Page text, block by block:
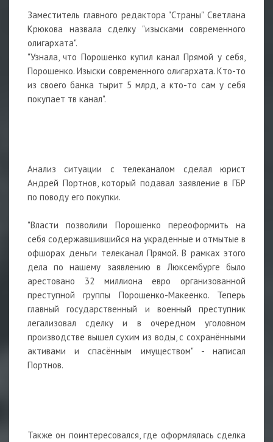
Заместитель главного редактора "Страны" Светлана
Крюкова назвала сделку "изысками современного
олигархата".
"Узнала, что Порошенко купил канал Прямой у себя,
Порошенко. Изыски современного олигархата. Кто-то
из своего банка тырит 5 млрд, а кто-то сам у себя
покупает тв канал".
Анализ ситуации с телеканалом сделал юрист
Андрей Портнов, который подавал заявление в ГБР
по поводу его покупки.
"Власти позволили Порошенко переоформить на
себя содержавшившийся на украденные и отмытые в
офшорах деньги телеканал Прямой. В рамках этого
дела по нашему заявлению в Люксембурге было
арестовано 32 миллиона евро организованной
преступной группы Порошенко-Макеенко. Теперь
главный государственный и военный преступник
легализовал сделку и в очередном уголовном
производстве вышел сухим из воды, с сохранёнными
активами и спасённым имуществом" - написал
Портнов.
Также он поинтересовался, где оформлялась сделка